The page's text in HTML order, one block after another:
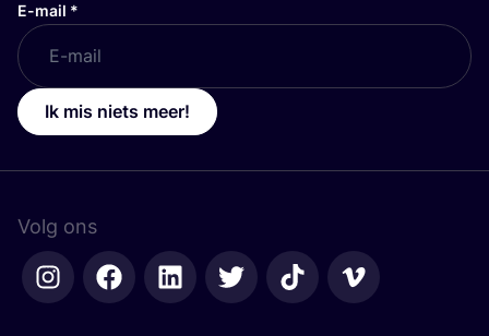
E-mail *
Ik mis niets meer!
Volg ons